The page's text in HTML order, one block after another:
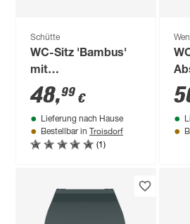
Schütte
WC-Sitz 'Bambus'
mit
Absenkautomatik
braun
48,99 €
Lieferung nach Hause
Bestellbar in Troisdorf
(1)